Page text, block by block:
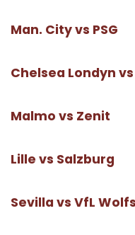
Man. City vs PSG
Chelsea Londyn
Malmo vs Zenit
Lille vs Salzburg
Sevilla vs VfL